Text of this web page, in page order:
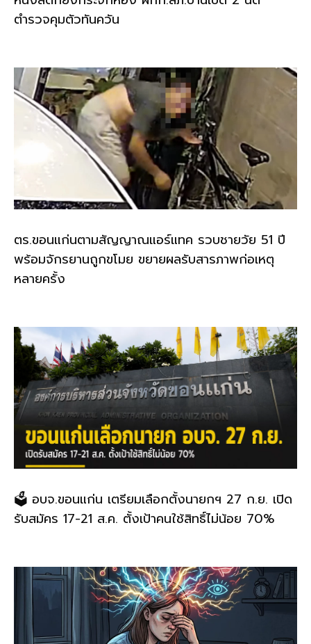
ตำรวจคุมตัวทันควัน
ตร.ขอนแก่นตามสัญญาณแอร์แทค รวบชายวัย 51 ปี
พร้อมจักรยานถูกขโมย ขยายผลรับสารภาพก่อเหตุ
หลายครั้ง
🗳️ อบจ.ขอนแก่น เตรียมเลือกตั้งนายกฯ 27 ก.ย. เปิด
รับสมัคร 17-21 ส.ค. ตั้งเป้าคนใช้สิทธิ์ไม่น้อย 70%